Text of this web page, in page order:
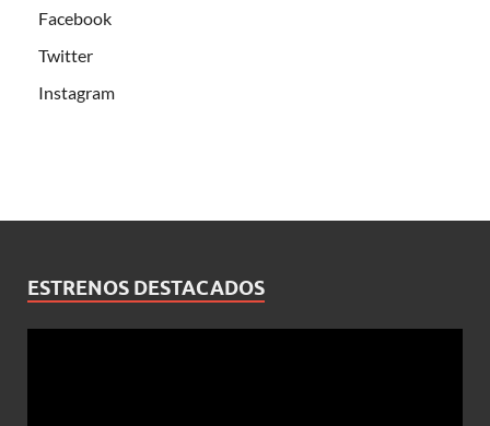
Facebook
Twitter
Instagram
ESTRENOS DESTACADOS